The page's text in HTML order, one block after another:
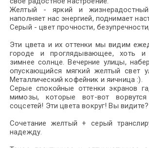
Желтый - яркий и
наполняет нас энергией, поднимает
Серый - цвет прочности,
Эти цвета и их оттенки мы видим
городе и проглядывающее, хоть и
зимнее солнце. Вечерние улицы,
опускающийся мягкий желтый свет
Металлический кофейник и яичница :).
Серые спокойные оттенки экранов
мимозы, которые вот-вот
соцсетей! Эти цвета вокруг! Вы
Сочетание желтый + серый
надежду.